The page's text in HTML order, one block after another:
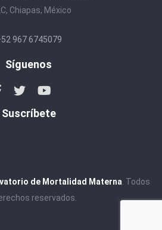
Chiapas, México
967 6745079
Síguenos
Suscríbete
de Mortalidad Materna . Todos
reservados.